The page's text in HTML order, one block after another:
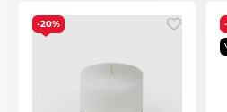
-20%